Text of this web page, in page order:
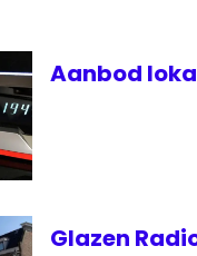
Aanbod
Glazen